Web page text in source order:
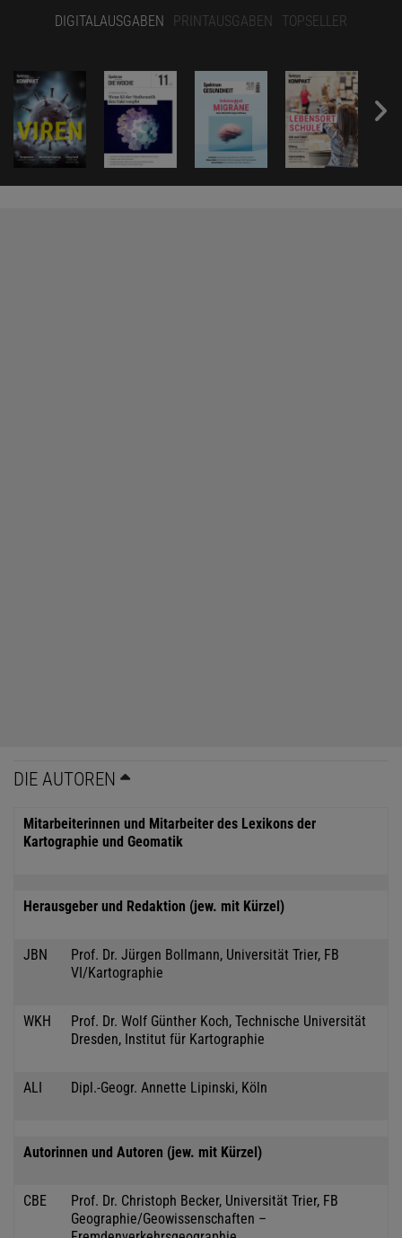
DIGITALAUSGABEN PRINTAUSGABEN TOPSELLER
DIE AUTOREN
Mitarbeiterinnen und Mitarbeiter des Lexikons der
Kartographie und Geomatik
Herausgeber und Redaktion (jew. mit Kürzel)
JBN
Prof. Dr. Jürgen Bollmann, Universität Trier, FB
VI/Kartographie
WKH
Prof. Dr. Wolf Günther Koch, Technische Universität
Dresden, Institut für Kartographie
ALI Dipl.-Geogr. Annette Lipinski, Köln
Autorinnen und Autoren (jew. mit Kürzel)
CBE
Prof. Dr. Christoph Becker, Universität Trier, FB
Geographie/Geowissenschaften –